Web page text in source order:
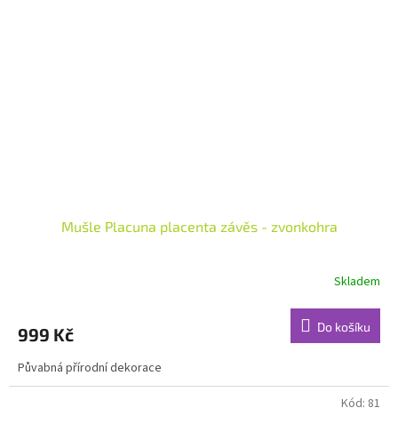
Mušle Placuna placenta závěs - zvonkohra
Skladem
999 Kč Do košíku
Půvabná přírodní dekorace
Kód: 81